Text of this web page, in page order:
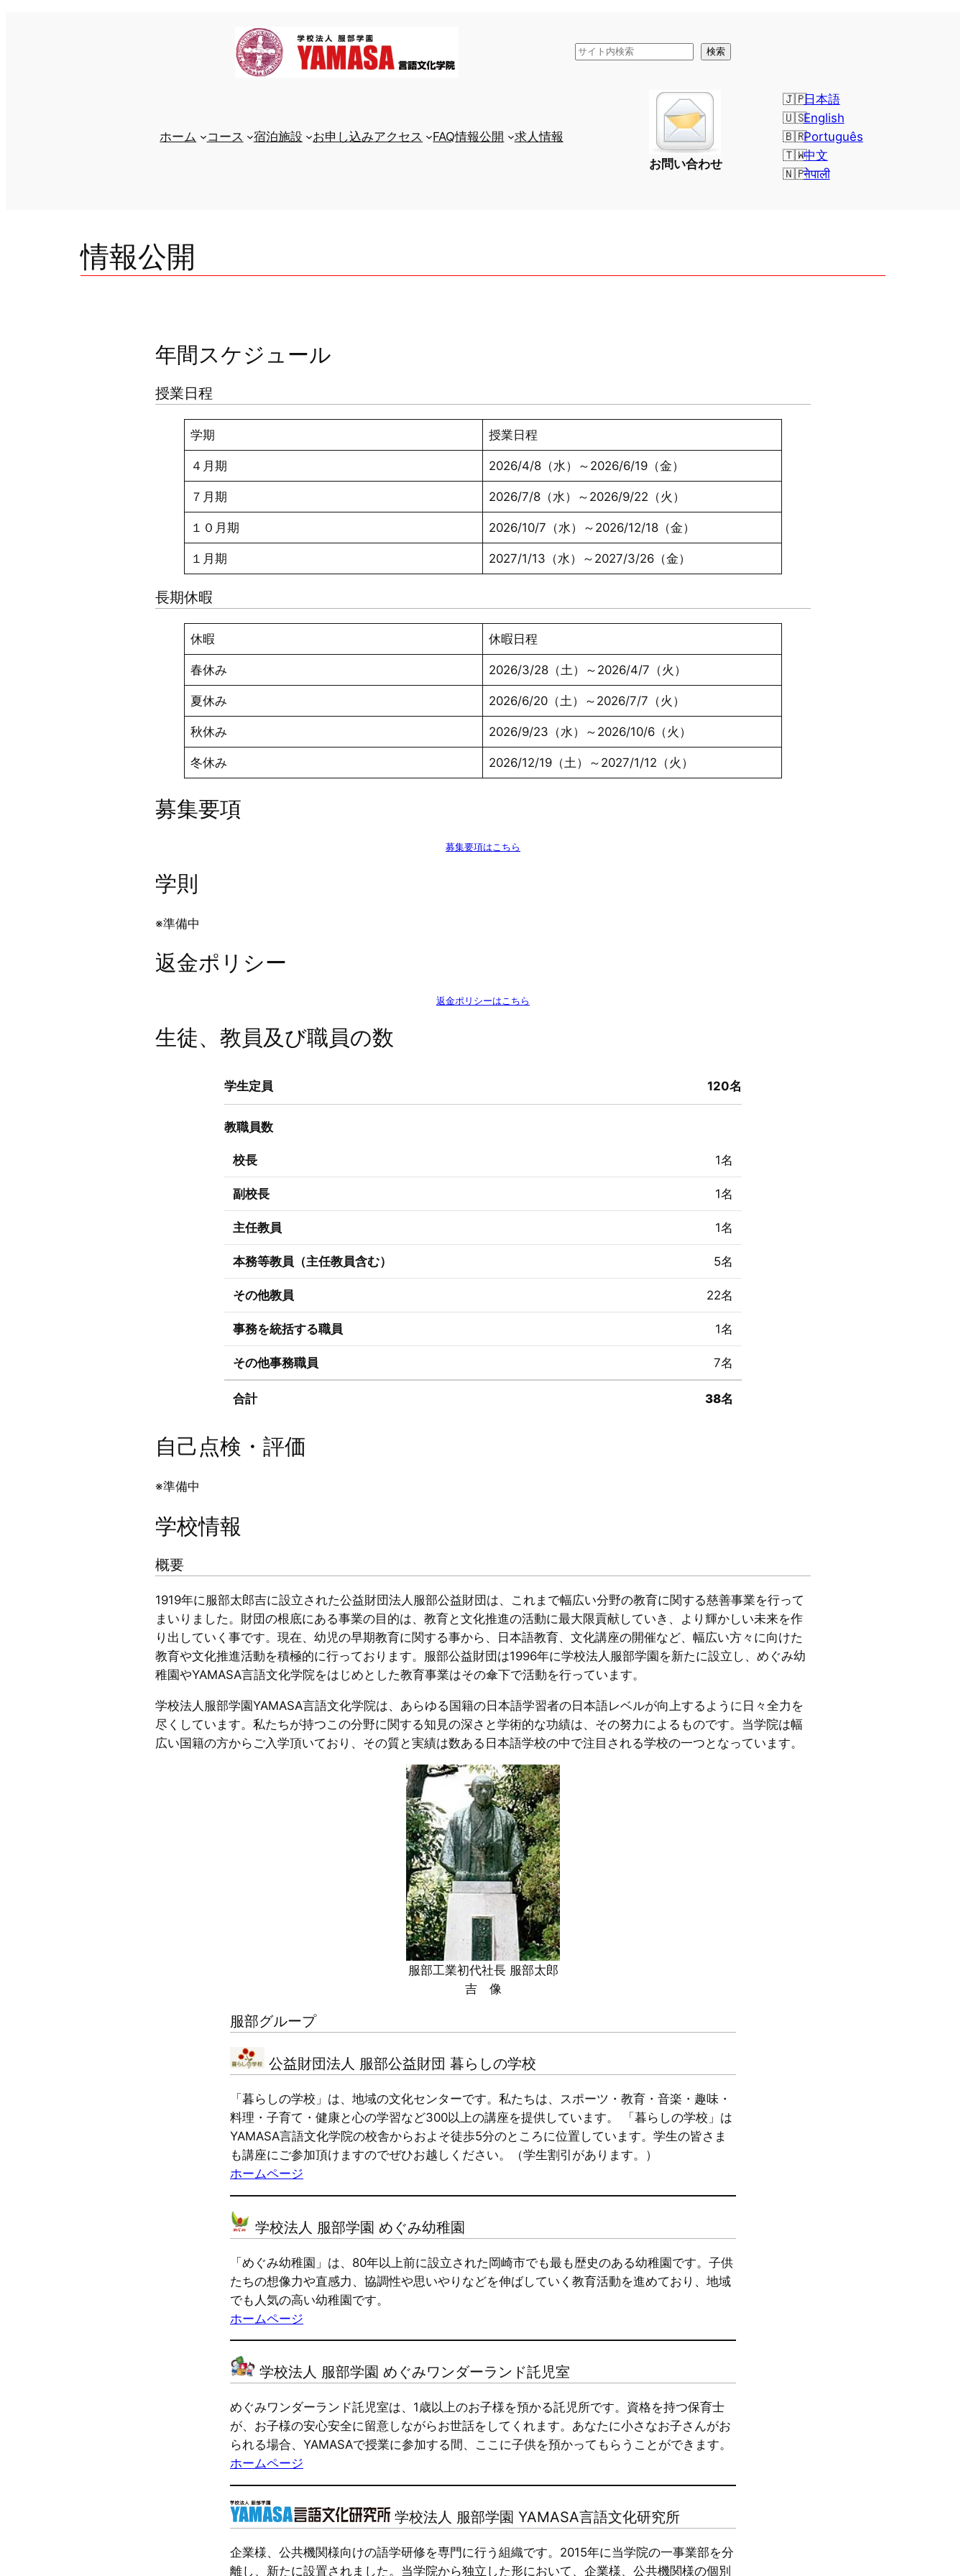
検
検索
ホーム コース 宿泊施設 お申し込みアクセス FAQ情報公開
求人情報
お問い合わせ
English
日本語
नेपाली
Português
中文
情報公開
年間スケジュール
授業日程
学期 授業日程
４月期 2026/4/8（水）～2026/6/19（金）
７月期 2026/7/8（水）～2026/9/22（火）
１０月期 2026/10/7（水）～2026/12/18（金）
１月期 2027/1/13（水）～2027/3/26（金）
長期休暇
休暇 休暇日程
春休み 2026/3/28（土）～2026/4/7（火）
夏休み 2026/6/20（土）～2026/7/7（火）
秋休み 2026/9/23（水）～2026/10/6（火）
冬休み 2026/12/19（土）～2027/1/12（火）
募集要項
募集要項はこちら
学則
※準備中
返金ポリシー
返金ポリシーはこちら
⽣徒、教員及び職員の数
学生定員 120名
教職員数
校長 1名
副校長 1名
主任教員 1名
本務等教員（主任教員含む） 5名
その他教員 22名
事務を統括する職員 1名
その他事務職員 7名
合計 38名
自己点検・評価
※準備中
学校情報
概要
1919年に服部太郎吉に設立された公益財団法人服部公益財団は、これまで幅広い分野の教育に関する慈善事業を行って
まいりました。財団の根底にある事業の目的は、教育と文化推進の活動に最大限貢献していき、より輝かしい未来を作
り出していく事です。現在、幼児の早期教育に関する事から、日本語教育、文化講座の開催など、幅広い方々に向けた
教育や文化推進活動を積極的に行っております。服部公益財団は1996年に学校法人服部学園を新たに設立し、めぐみ幼
稚園やYAMASA言語文化学院をはじめとした教育事業はその傘下で活動を行っています。
学校法人服部学園YAMASA言語文化学院は、あらゆる国籍の日本語学習者の日本語レベルが向上するように日々全力を
尽くしています。私たちが持つこの分野に関する知見の深さと学術的な功績は、その努力によるものです。当学院は幅
広い国籍の方からご入学頂いており、その質と実績は数ある日本語学校の中で注目される学校の一つとなっています。
服部工業初代社長 服部太郎
吉 像
服部グループ
公益財団法人 服部公益財団 暮らしの学校
「暮らしの学校」は、地域の文化センターです。私たちは、スポーツ・教育・音楽・趣味・
料理・子育て・健康と心の学習など300以上の講座を提供しています。 「暮らしの学校」は
YAMASA言語文化学院の校舎からおよそ徒歩5分のところに位置しています。学生の皆さま
も講座にご参加頂けますのでぜひお越しください。（学生割引があります。）
ホームページ
学校法人 服部学園 めぐみ幼稚園
「めぐみ幼稚園」は、80年以上前に設立された岡崎市でも最も歴史のある幼稚園です。子供
たちの想像力や直感力、協調性や思いやりなどを伸ばしていく教育活動を進めており、地域
でも人気の高い幼稚園です。
ホームページ
学校法人 服部学園 めぐみワンダーランド託児室
めぐみワンダーランド託児室は、1歳以上のお子様を預かる託児所です。資格を持つ保育士
が、お子様の安心安全に留意しながらお世話をしてくれます。あなたに小さなお子さんがお
られる場合、YAMASAで授業に参加する間、ここに子供を預かってもらうことができます。
ホームページ
学校法人 服部学園 YAMASA言語文化研究所
企業様、公共機関様向けの語学研修を専門に行う組織です。2015年に当学院の一事業部を分
離し、新たに設置されました。当学院から独立した形において、企業様、公共機関様の個別